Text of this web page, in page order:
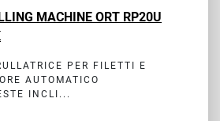
MACHINE ORT RP20U
PER FILETTI E
AUTOMATICO
INCLI...